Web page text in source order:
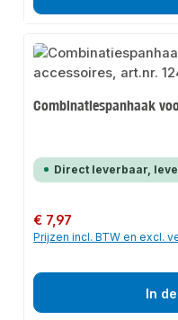
Combinatiespanhaak
Direct leverbaar,
Normale prijs:
€ 7,97
Prijzen incl. BTW en excl.
In